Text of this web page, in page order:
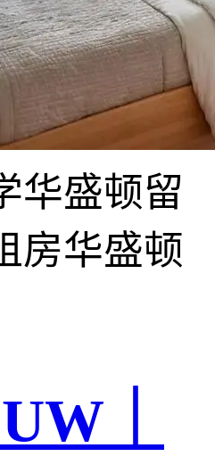
华盛顿留
房华盛顿
｜